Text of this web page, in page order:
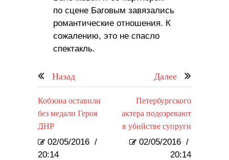
по сцене Баговым завязались
романтические отношения. К
сожалению, это не спасло
спектакль.
Назад Далее
Кобзона оставили
без медали Героя
ДНР
02/05/2016 /
20:14
Петербургского
актера подозревают
в убийстве супруги
02/05/2016 /
20:14